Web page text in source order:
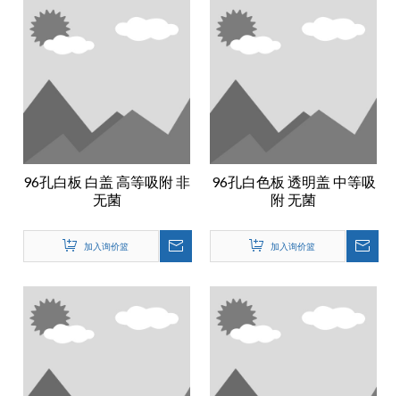
96孔白板 白盖 高等吸附 非
无菌
加入询价篮
96孔白色板 透明盖 中等吸
附 无菌
加入询价篮